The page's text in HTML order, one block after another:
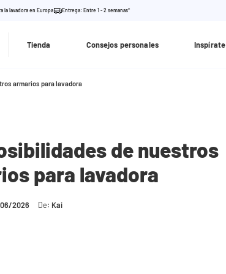
la lavadora en Europa Entrega: Entre 1 - 2 semanas*
Tienda Consejos personales Inspírate
armarios para lavadora
de nuestros
para lavadora
2026 De: Kai